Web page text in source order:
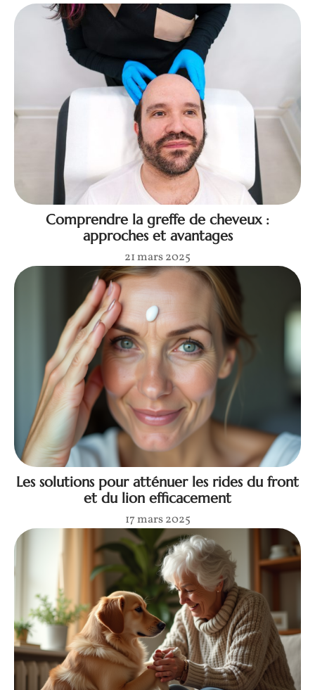
Comprendre la greffe de cheveux :
approches et avantages
21 mars 2025
Les solutions pour atténuer les rides du front
et du lion efficacement
17 mars 2025